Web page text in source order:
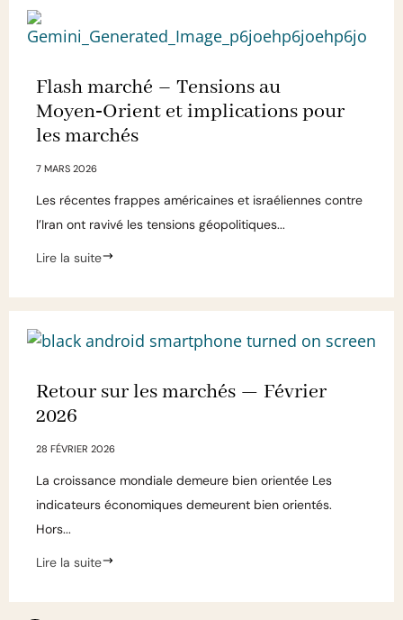
Flash marché – Tensions au
Moyen‑Orient et implications pour
les marchés
7 MARS 2026
Les récentes frappes américaines et israéliennes contre
l’Iran ont ravivé les tensions géopolitiques...
Lire la suite
Retour sur les marchés — Février
2026
28 FÉVRIER 2026
La croissance mondiale demeure bien orientée Les
indicateurs économiques demeurent bien orientés.
Hors...
Lire la suite